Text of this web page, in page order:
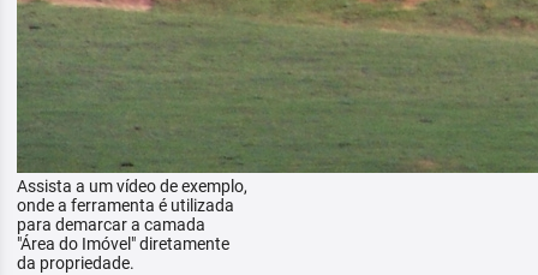
Assista a um vídeo de exemplo,
onde a ferramenta é utilizada
para demarcar a camada
"Área do Imóvel" diretamente
da propriedade.